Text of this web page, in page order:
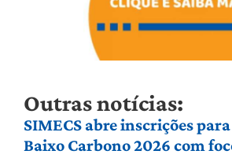
Outras notícias:
SIMECS abre inscrições
Baixo Carbono 2026 com